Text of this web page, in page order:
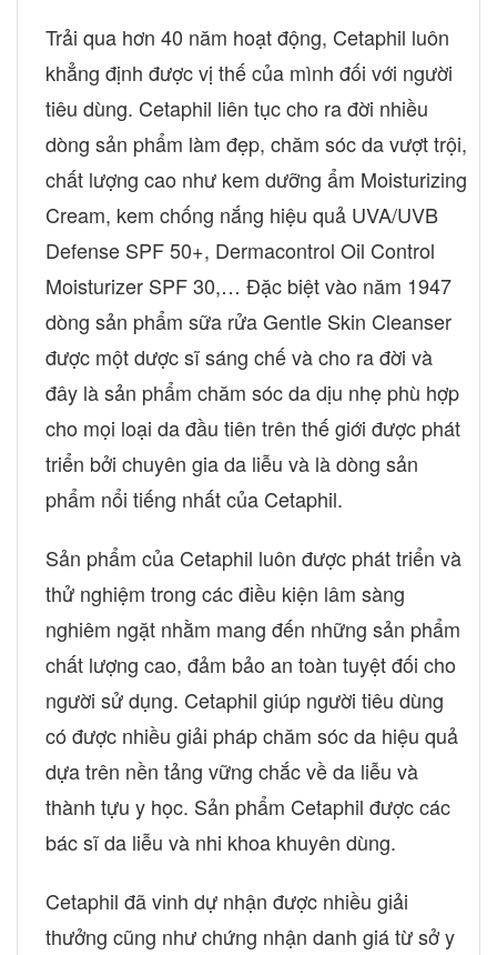
Trải qua hơn 40 năm hoạt động, Cetaphil luôn
khẳng định được vị thế của mình đối với người
tiêu dùng. Cetaphil liên tục cho ra đời nhiều
dòng sản phẩm làm đẹp, chăm sóc da vượt trội,
chất lượng cao như kem dưỡng ẩm Moisturizing
Cream, kem chống nắng hiệu quả UVA/UVB
Defense SPF 50+, Dermacontrol Oil Control
Moisturizer SPF 30,… Đặc biệt vào năm 1947
dòng sản phẩm sữa rửa Gentle Skin Cleanser
được một dược sĩ sáng chế và cho ra đời và
đây là sản phẩm chăm sóc da dịu nhẹ phù hợp
cho mọi loại da đầu tiên trên thế giới được phát
triển bởi chuyên gia da liễu và là dòng sản
phẩm nổi tiếng nhất của Cetaphil.
Sản phẩm của Cetaphil luôn được phát triển và
thử nghiệm trong các điều kiện lâm sàng
nghiêm ngặt nhằm mang đến những sản phẩm
chất lượng cao, đảm bảo an toàn tuyệt đối cho
người sử dụng. Cetaphil giúp người tiêu dùng
có được nhiều giải pháp chăm sóc da hiệu quả
dựa trên nền tảng vững chắc về da liễu và
thành tựu y học. Sản phẩm Cetaphil được các
bác sĩ da liễu và nhi khoa khuyên dùng.
Cetaphil đã vinh dự nhận được nhiều giải
thưởng cũng như chứng nhận danh giá từ sở y